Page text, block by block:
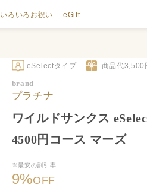
いろいろお祝い eGift
eSelectタイプ 商品代3,500
brand
プラチナ
ワイルドサンクス
4500円コース マーズ
※最安の割引率
9%OFF